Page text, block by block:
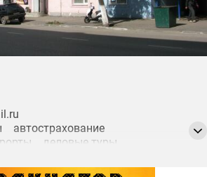
автострахование
деловые туры
России